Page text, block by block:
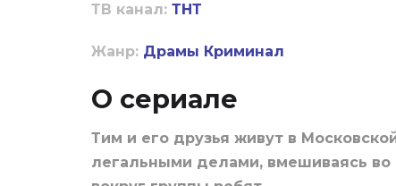
ТВ канал: ТНТ
Жанр: Драмы Криминал
О сериале
Тим и его друзья живут в
легальными делами, вмешиваясь во